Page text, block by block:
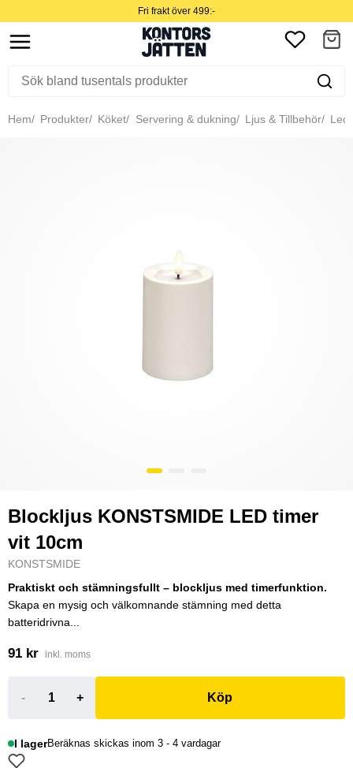
Fri frakt över 499:-
Hem Produkter Köket Servering & dukning Ljus & Tillbehör
Blockljus KONSTSMIDE LED timer
vit 10cm
KONSTSMIDE
Praktiskt och stämningsfullt – blockljus med timerfunktion.
Skapa en mysig och välkomnande stämning med detta
batteridrivna...
91 kr inkl. moms
- + Köp
I lagerBeräknas skickas inom 3 - 4 vardagar